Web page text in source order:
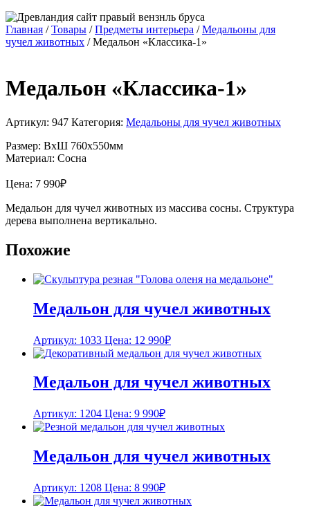
Главная /Товары /Предметы интерьера /Медальоны для
чучел животных /Медальон «Классика-1»
Медальон «Классика-1»
Артикул: 947 Категория: Медальоны для чучел животных
Размер: ВхШ 760х550мм
Материал: Сосна
Цена: 7 990₽
Медальон для чучел животных из массива сосны. Структура
дерева выполнена вертикально.
Похожие
Медальон для чучел животных
Артикул: 1033 Цена: 12 990₽
Медальон для чучел животных
Артикул: 1204 Цена: 9 990₽
Медальон для чучел животных
Артикул: 1208 Цена: 8 990₽